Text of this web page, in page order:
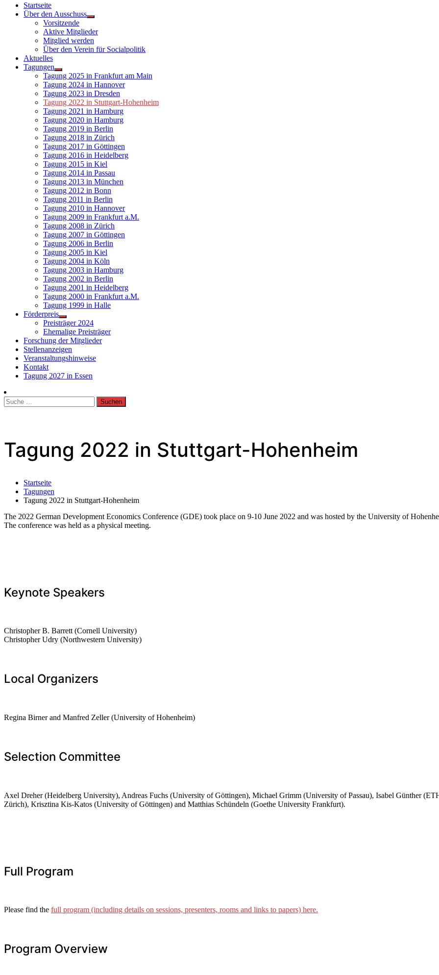
Startseite
Über den Ausschuss
Vorsitzende
Aktive Mitglieder
Mitglied werden
Über den Verein für Socialpolitik
Aktuelles
Tagungen
Tagung 2025 in Frankfurt am Main
Tagung 2024 in Hannover
Tagung 2023 in Dresden
Tagung 2022 in Stuttgart-Hohenheim
Tagung 2021 in Hamburg
Tagung 2020 in Hamburg
Tagung 2019 in Berlin
Tagung 2018 in Zürich
Tagung 2017 in Göttingen
Tagung 2016 in Heidelberg
Tagung 2015 in Kiel
Tagung 2014 in Passau
Tagung 2013 in München
Tagung 2012 in Bonn
Tagung 2011 in Berlin
Tagung 2010 in Hannover
Tagung 2009 in Frankfurt a.M.
Tagung 2008 in Zürich
Tagung 2007 in Göttingen
Tagung 2006 in Berlin
Tagung 2005 in Kiel
Tagung 2004 in Köln
Tagung 2003 in Hamburg
Tagung 2002 in Berlin
Tagung 2001 in Heidelberg
Tagung 2000 in Frankfurt a.M.
Tagung 1999 in Halle
Förderpreis
Preisträger 2024
Ehemalige Preisträger
Forschung der Mitglieder
Stellenanzeigen
Veranstaltungshinweise
Kontakt
Tagung 2027 in Essen
Suche
nach:
Tagung 2022 in Stuttgart-Hohenheim
Startseite
Tagungen
Tagung 2022 in Stuttgart-Hohenheim
The 2022 German Development Economics Conference (GDE) took place on 9-10 June 2022 and was hosted by the University of
The conference was held as a physical meeting.
Keynote Speakers
Christopher B. Barrett (Cornell University)
Christopher Udry (Northwestern University)
Local Organizers
Regina Birner and Manfred Zeller (University of Hohenheim)
Selection Committee
Axel Dreher (Heidelberg University), Andreas Fuchs (University of Göttingen), Michael Grimm (University of Passau), Isabel Günther
Zürich), Krisztina Kis-Katos (University of Göttingen) and Matthias Schündeln (Goethe University Frankfurt).
Full Program
Please find the full program (including details on sessions, presenters, rooms and links to papers) here.
Program Overview